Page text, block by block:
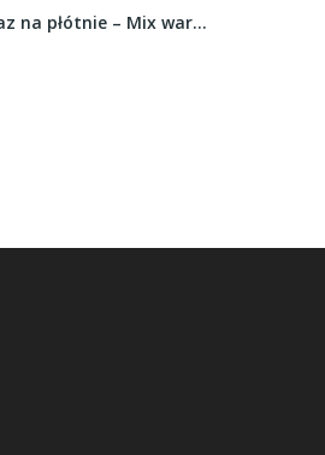
Obraz na płótnie – Zakręcone laski cynamonu –...